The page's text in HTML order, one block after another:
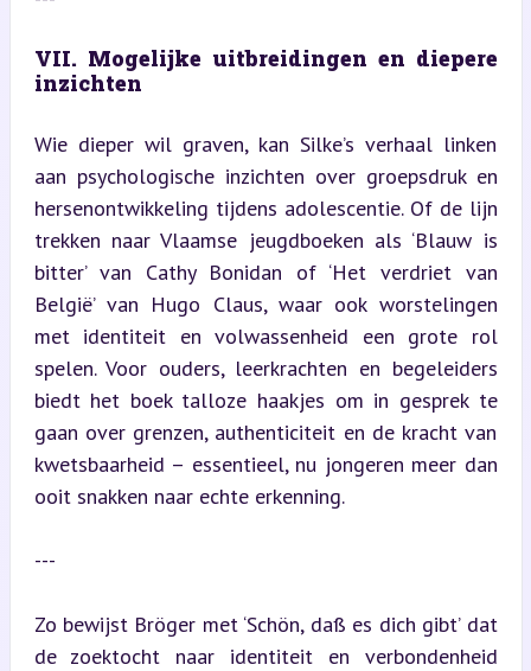
VII. Mogelijke uitbreidingen en diepere
inzichten
Wie dieper wil graven, kan Silke’s verhaal linken
aan psychologische inzichten over groepsdruk en
hersenontwikkeling tijdens adolescentie. Of de lijn
trekken naar Vlaamse jeugdboeken als ‘Blauw is
bitter’ van Cathy Bonidan of ‘Het verdriet van
België’ van Hugo Claus, waar ook worstelingen
met identiteit en volwassenheid een grote rol
spelen. Voor ouders, leerkrachten en begeleiders
biedt het boek talloze haakjes om in gesprek te
gaan over grenzen, authenticiteit en de kracht van
kwetsbaarheid – essentieel, nu jongeren meer dan
ooit snakken naar echte erkenning.
---
Zo bewijst Bröger met ‘Schön, daß es dich gibt’ dat
de zoektocht naar identiteit en verbondenheid